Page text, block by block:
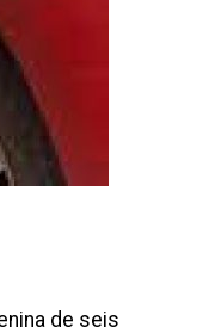
de seis